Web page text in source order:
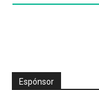
Espónsor